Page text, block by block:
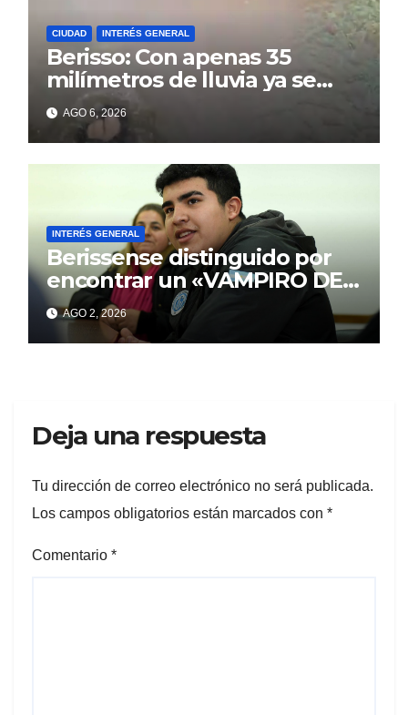
CIUDAD INTERÉS GENERAL
Berisso: Con apenas 35
milímetros de lluvia ya se
sienten los problemas
AGO 6, 2026
INTERÉS GENERAL
Berissense distinguido por
encontrar un «VAMPIRO DE
MAR»
AGO 2, 2026
Deja una respuesta
Tu dirección de correo electrónico no será publicada.
Los campos obligatorios están marcados con *
Comentario *